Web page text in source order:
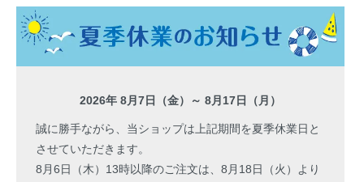
2026年 8月7日（金）～ 8月17日（月）
誠に勝手ながら、当ショップは上記期間を夏季休業日と
させていただきます。
8月6日（木）13時以降のご注文は、8月18日（火）より